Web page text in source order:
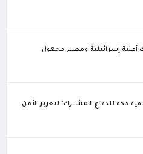
إسرائيلية ومصير مجهول
مكة للدفاع المشترك" لتعزيز الأمن